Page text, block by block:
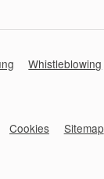
Whistleblowing
Cookies Sitemap